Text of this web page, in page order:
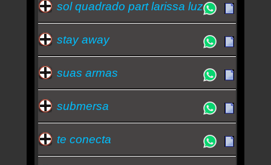
sol quadrado part larissa luz
stay away
suas armas
submersa
te conecta